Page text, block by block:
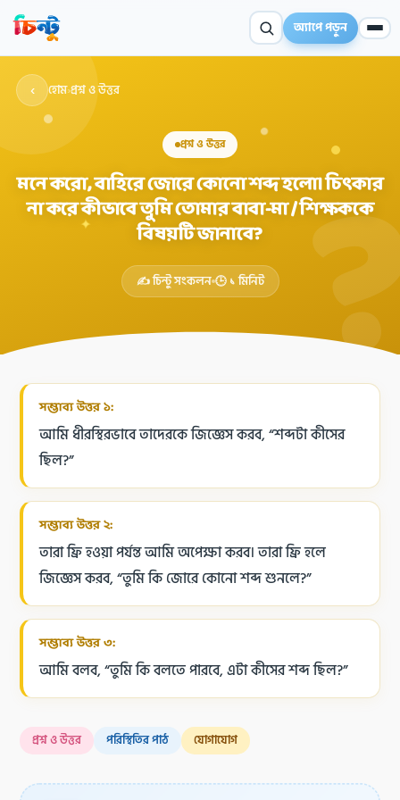
অ্যাপে পড়ুন
✦
‹ হোম›প্রশ্ন ও উত্তর
প্রশ্ন ও উত্তর
মনে করো, বাহিরে জোরে কোনো শব্দ হলো। চিৎকার
না করে কীভাবে তুমি তোমার বাবা-মা / শিক্ষককে
বিষয়টি জানাবে?
✍️ চিন্টু সংকলন 🕒 ১ মিনিট
সম্ভাব্য উত্তর ১:
আমি ধীরস্থিরভাবে তাদেরকে জিজ্ঞেস করব, “শব্দটা কীসের
ছিল?”
সম্ভাব্য উত্তর ২:
তারা ফ্রি হওয়া পর্যন্ত আমি অপেক্ষা করব। তারা ফ্রি হলে
জিজ্ঞেস করব, “তুমি কি জোরে কোনো শব্দ শুনলে?”
সম্ভাব্য উত্তর ৩:
আমি বলব, “তুমি কি বলতে পারবে, এটা কীসের শব্দ ছিল?”
প্রশ্ন ও উত্তর পরিস্থিতির পাঠ যোগাযোগ